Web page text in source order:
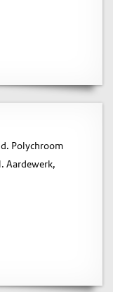
Polychroom
Aardewerk,